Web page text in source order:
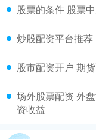
股票的条件 股票
炒股配资平台推
股市配资开户 期
场外股票配资 外
资收益